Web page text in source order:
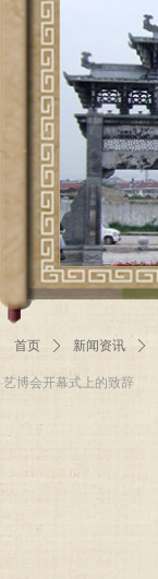
首页 ꄲ 新闻资讯 ꄲ
艺博会开幕式上的致辞